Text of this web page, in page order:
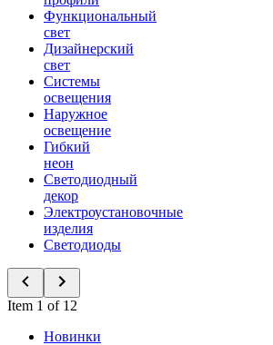
Функциональный
свет
Дизайнерский
свет
Системы
освещения
Наружное
освещение
Гибкий
неон
Светодиодный
декор
Электроустановочные
изделия
Светодиоды
Item 1 of 12
Новинки